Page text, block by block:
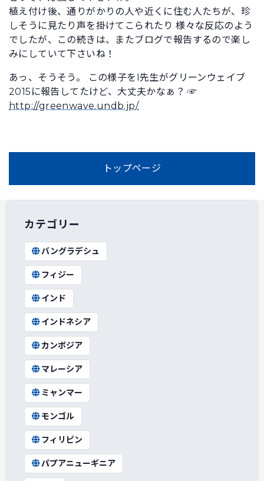
植え付け後、通りがかりの人や近くに住む人たちが、珍
しそうに見たり声を掛けてこられたり 様々な反応のよう
でしたが、この続きは、またブログで報告するので楽し
みにしていて下さいね！
あっ、そうそう。 この様子をI先生がグリーンウェイブ
2015に報告してたけど、大丈夫かなぁ？ ☞
http://greenwave.undb.jp/
トップページ
カテゴリー
バングラデシュ
フィジー
インド
インドネシア
カンボジア
マレーシア
ミャンマー
モンゴル
フィリピン
パプアニューギニア